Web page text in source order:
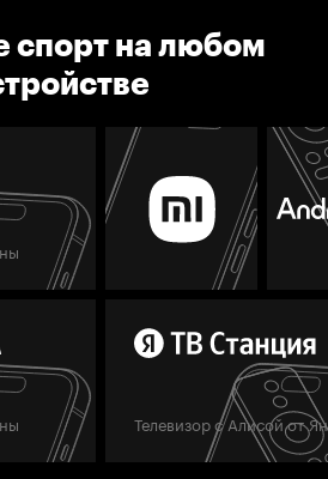
спорт на любом
Телевизор с Алисой от